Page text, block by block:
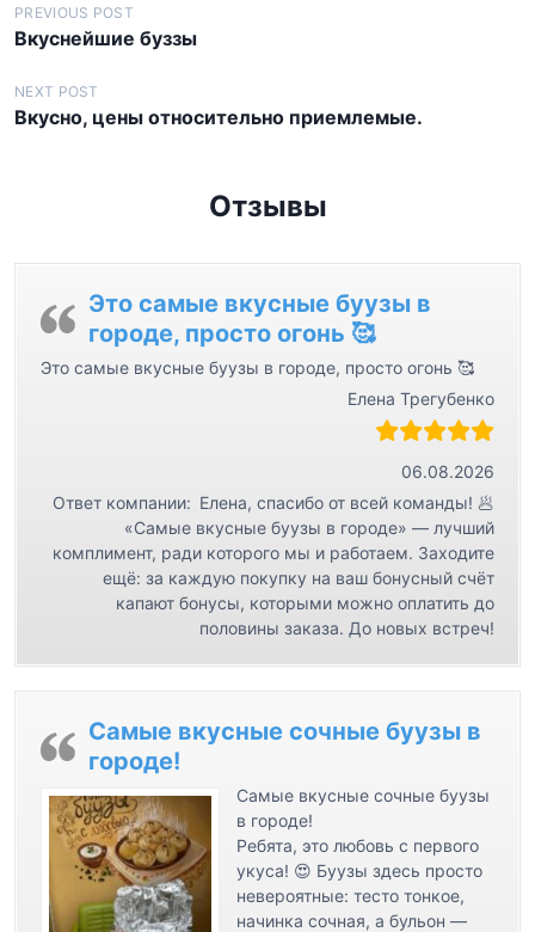
Н
а
в
и
и
PREVIOUS POST
Вкуснейшие буззы
NEXT POST
Вкусно, цены относительно приемлемые.
Отзывы
Это самые вкусные буузы в
городе, просто огонь 🥰
Это самые вкусные буузы в городе, просто огонь 🥰
Елена Трегубенко
06.08.2026
Ответ компании: Елена, спасибо от всей команды! 🥟
«Самые вкусные буузы в городе» — лучший
комплимент, ради которого мы и работаем. Заходите
ещё: за каждую покупку на ваш бонусный счёт
капают бонусы, которыми можно оплатить до
половины заказа. До новых встреч!
Самые вкусные сочные буузы в
городе!
Самые вкусные сочные буузы
в городе!
Ребята, это любовь с первого
укуса! 😍 Буузы здесь просто
невероятные: тесто тонкое,
начинка сочная, а бульон —